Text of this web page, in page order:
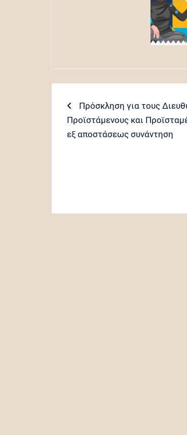
Πλοήγηση
άρθρων
Previous
post:
Πρόσκληση για τους
Προϊστάμενους και
εξ αποστάσεως συνάντηση